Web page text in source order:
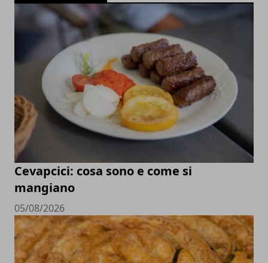
Cevapcici: cosa sono e come si
mangiano
05/08/2026